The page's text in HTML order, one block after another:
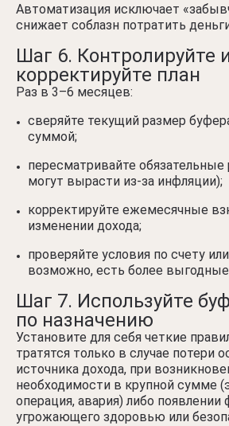
Автоматизация исключает
снижает соблазн потратить
Шаг 6. Контролируйте
корректируйте план
Раз в 3–6 месяцев:
сверяйте текущий размер
суммой;
пересматривайте
могут вырасти из-за инфляции);
корректируйте ежемесячные
изменении дохода;
проверяйте условия по счету
возможно, есть более
Шаг 7. Используйте
по назначению
Установите для себя четкие
тратятся только в случае потери
источника дохода, при
необходимости в крупной сумме
операция, авария) либо
угрожающего здоровью или